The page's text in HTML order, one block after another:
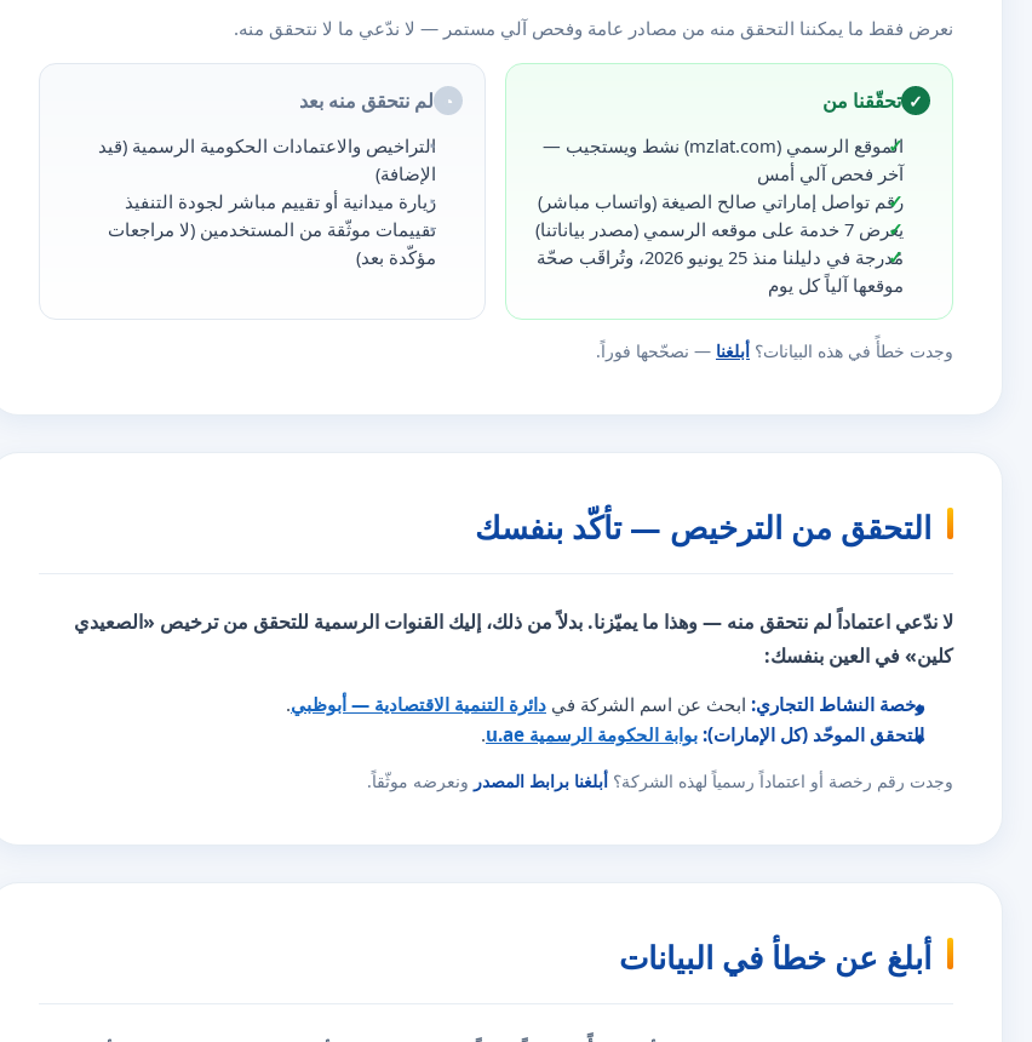
نعرض فقط ما يمكننا التحقق منه من مصادر عامة وفحص آلي مستمر — لا ندّعي ما لا نتحقق منه.
✓ تحقّقنا من
الموقع الرسمي (mzlat.com) نشط ويستجيب —
آخر فحص آلي أمس
رقم تواصل إماراتي صالح الصيغة (واتساب مباشر)
يعرض 7 خدمة على موقعه الرسمي (مصدر بياناتنا)
مُدرجة في دليلنا منذ 25 يونيو 2026، وتُراقَب صحّة
موقعها آلياً كل يوم
◔ لم نتحقق منه بعد
التراخيص والاعتمادات الحكومية الرسمية (قيد
الإضافة)
زيارة ميدانية أو تقييم مباشر لجودة التنفيذ
تقييمات موثّقة من المستخدمين (لا مراجعات
مؤكّدة بعد)
وجدت خطأً في هذه البيانات؟ أبلغنا — نصحّحها فوراً.
التحقق من الترخيص — تأكّد بنفسك
لا ندّعي اعتماداً لم نتحقق منه — وهذا ما يميّزنا. بدلاً من ذلك، إليك القنوات الرسمية للتحقق من ترخيص «الصعيدي
كلين» في العين بنفسك:
رخصة النشاط التجاري: ابحث عن اسم الشركة في دائرة التنمية الاقتصادية — أبوظبي.
التحقق الموحّد (كل الإمارات): بوابة الحكومة الرسمية u.ae .
وجدت رقم رخصة أو اعتماداً رسمياً لهذه الشركة؟ أبلغنا برابط المصدر ونعرضه موثّقاً.
أبلغ عن خطأ في البيانات